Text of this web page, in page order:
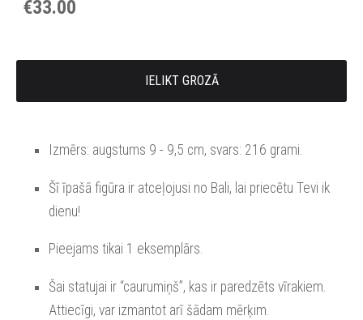
€33.00
IELIKT GROZĀ
Izmērs: augstums 9 - 9,5 cm, svars: 216 grami.
Šī īpašā figūra ir atceļojusi no Bali, lai priecētu Tevi ik
dienu!
Pieejams tikai 1 eksemplārs.
Šai statujai ir “caurumiņš”, kas ir paredzēts vīrakiem.
Attiecīgi, var izmantot arī šādam mērķim.